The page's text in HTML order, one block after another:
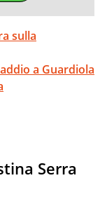
sulla
a Guardiola
Serra